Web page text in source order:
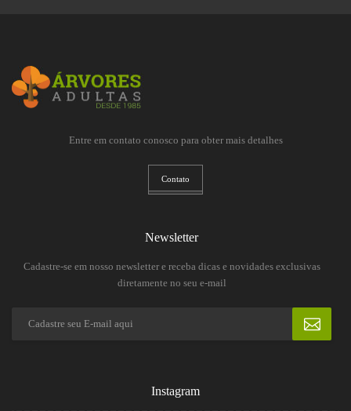
Entre em contato conosco para obter mais detalhes
Contato
Newsletter
Cadastre-se em nosso newsletter e receba dicas e novidades exclusivas
diretamente no seu e-mail
Instagram